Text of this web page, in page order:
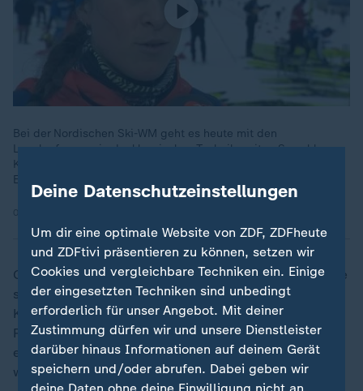
Bei der Nordischen Ski-WM geht es heute mit den
Langlaufrennen in der klassischen Technik weiter. Sowohl
Katharina Hennig als auch Victoria Carl haben Chancen auf
Einzelmedaillen.
Geschichte schrieb auch Carl, die knapp im Halbfinale
scheiterte, aber besser abschnitt als ihre direkten
Kontrahentinnen. Die Finnin Kerttu Niskanen kam auf
Rang 21. Die Norwegerin Astrid Oyre Slind, die
ebenfalls noch Podestchancen im Gesamtweltcup hat,
war als Distanzspezialistin nicht am Start.
Deine Datenschutzeinstellungen
Um dir eine optimale Website von ZDF, ZDFheute
und ZDFtivi präsentieren zu können, setzen wir
Cookies und vergleichbare Techniken ein. Einige
der eingesetzten Techniken sind unbedingt
erforderlich für unser Angebot. Mit deiner
Zustimmung dürfen wir und unsere Dienstleister
darüber hinaus Informationen auf deinem Gerät
speichern und/oder abrufen. Dabei geben wir
deine Daten ohne deine Einwilligung nicht an